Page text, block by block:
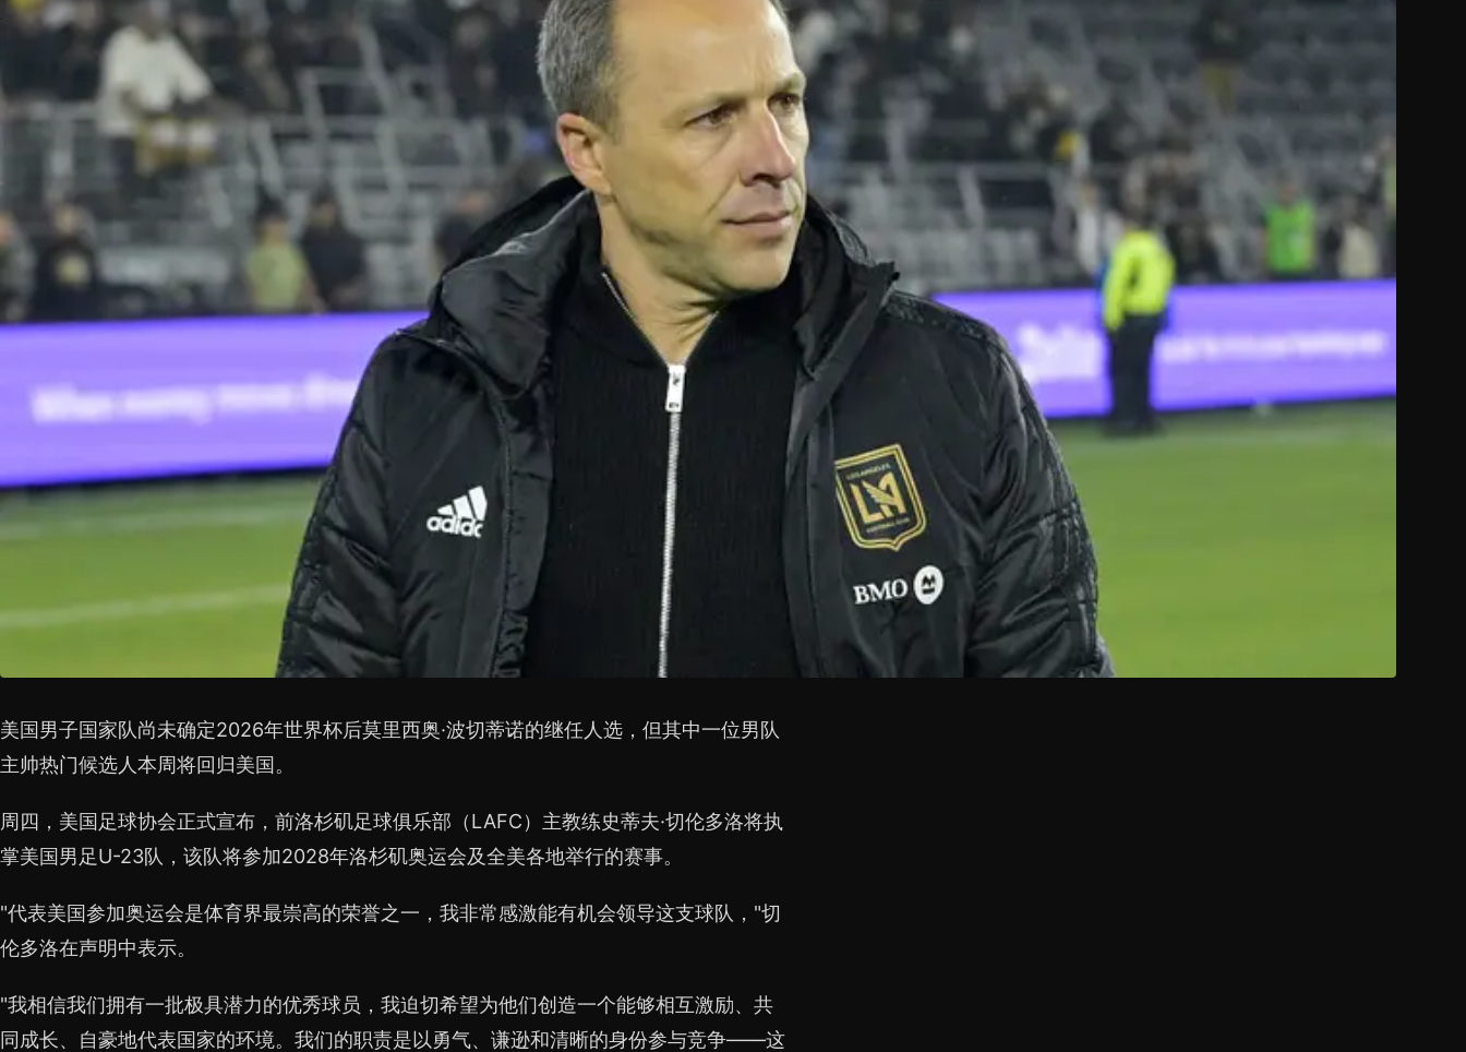
美国男子国家队尚未确定2026年世界杯后莫里西奥·波切蒂诺的继任人选，但其中一位男队
主帅热门候选人本周将回归美国。
周四，美国足球协会正式宣布，前洛杉矶足球俱乐部（LAFC）主教练史蒂夫·切伦多洛将执
掌美国男足U-23队，该队将参加2028年洛杉矶奥运会及全美各地举行的赛事。
"代表美国参加奥运会是体育界最崇高的荣誉之一，我非常感激能有机会领导这支球队，"切
伦多洛在声明中表示。
"我相信我们拥有一批极具潜力的优秀球员，我迫切希望为他们创造一个能够相互激励、共
同成长、自豪地代表国家的环境。我们的职责是以勇气、谦逊和清晰的身份参与竞争——这